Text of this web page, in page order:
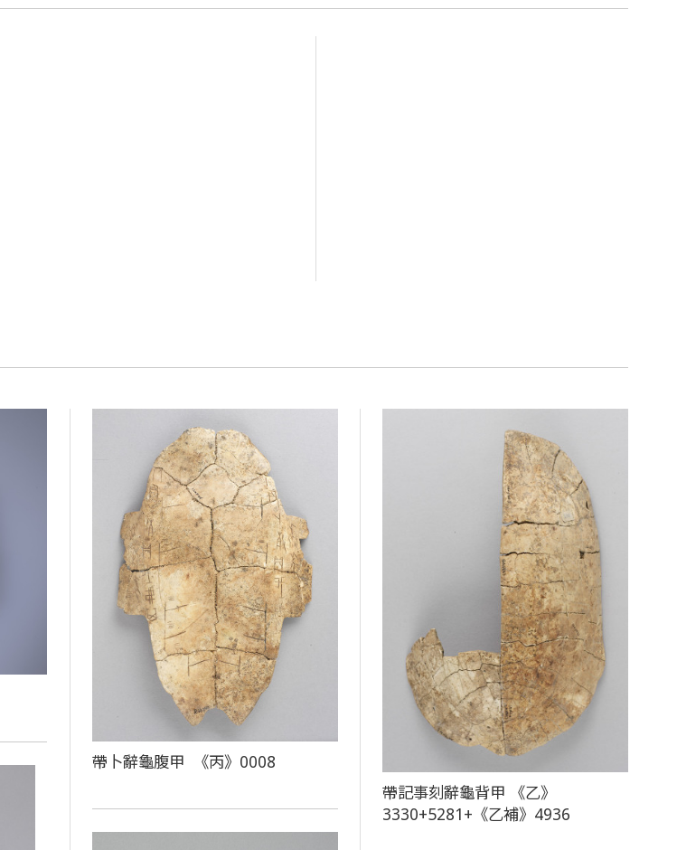
帶卜辭龜腹甲 《丙》0008
帶記事刻辭龜背甲 《乙》
3330+5281+《乙補》4936